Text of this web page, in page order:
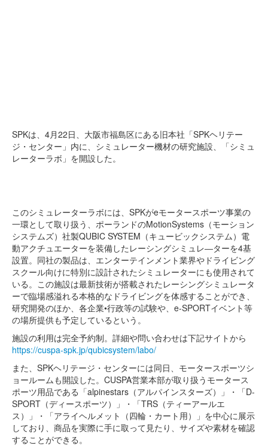
SPKは、4月22日、大阪市福島区にある旧本社「SPKヘリテー
ジ・センター」内に、シミュレーター機材の研究施設、「シミュ
レーターラボ」を開設した。
このシミュレーターラボには、SPKがeモータースポーツ事業の
一環として取り扱う、ポーランドのMotionSystems（モーション
システムズ）社製QUBIC SYSTEM（キュービックシステム）電
動アクチュエーターを装備したレーシングシミュレ―ターを4基
設置。同社の製品は、エンターテインメント業界やドライビング
スクール向けに特別に設計されたシミュレーターにも使用されて
いる。この施設は最新技術が搭載されたレーシングシミュレータ
ーで臨場感溢れる本格的なドライビングを体感することができ、
研究開発のほか、各企業•行政等の試験や、e-SPORTイベント等
の場所提供も予定しているという。
施設の利用は完全予約制。詳細や問い合わせは下記サイトから
https://cuspa-spk.jp/qubicsystem/labo/
また、SPKヘリテージ・センターには同日、モータースポーツシ
ョールームも開設した。CUSPA営業本部が取り扱うモータース
ポーツ用品である「alpinestars（アルパインスターズ）」・「D-
SPORT（ディースポーツ）」・「TRS（ティーアールエ
ス）」・「アライヘルメット（四輪・カート用）」を中心に展示
しており、商品を実際に手に取って見たり、サイズや素材を確認
することができる。